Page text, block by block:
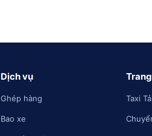
Dịch vụ
Ghép hàng
Bao xe
Taxi